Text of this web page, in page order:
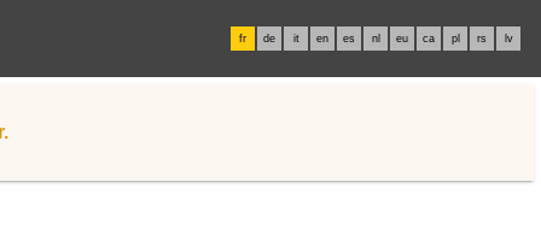
fr de it en es nl eu ca pl rs lv